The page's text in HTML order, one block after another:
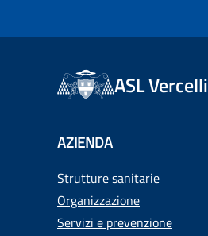
ASL Vercelli
AZIENDA
Strutture sanitarie
Organizzazione
Servizi e prevenzione